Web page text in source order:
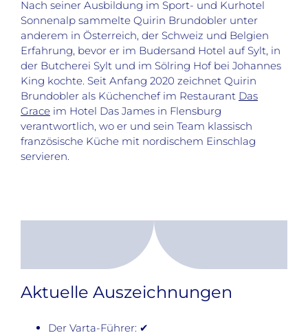
Nach seiner Ausbildung im Sport- und Kurhotel
Sonnenalp sammelte Quirin Brundobler unter
anderem in Österreich, der Schweiz und Belgien
Erfahrung, bevor er im Budersand Hotel auf Sylt, in
der Butcherei Sylt und im Sölring Hof bei Johannes
King kochte. Seit Anfang 2020 zeichnet Quirin
Brundobler als Küchenchef im Restaurant Das
Grace im Hotel Das James in Flensburg
verantwortlich, wo er und sein Team klassisch
französische Küche mit nordischem Einschlag
servieren.
Aktuelle Auszeichnungen
Der Varta-Führer: ✔